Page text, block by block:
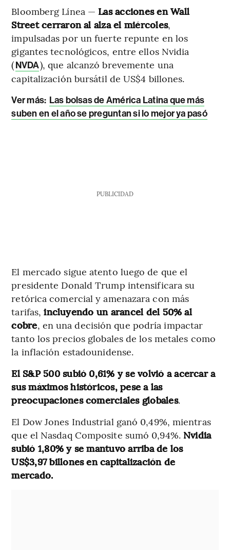
Bloomberg Línea — Las acciones en Wall
Street cerraron al alza el miércoles,
impulsadas por un fuerte repunte en los
gigantes tecnológicos, entre ellos Nvidia
(NVDA), que alcanzó brevemente una
capitalización bursátil de US$4 billones.
Ver más: Las bolsas de América Latina que más
suben en el año se preguntan si lo mejor ya pasó
PUBLICIDAD
El mercado sigue atento luego de que el
presidente Donald Trump intensificara su
retórica comercial y amenazara con más
tarifas,incluyendo un arancel del 50% al
cobre, en una decisión que podría impactar
tanto los precios globales de los metales como
la inflación estadounidense.
El S&P 500 subió 0,61% y se volvió a acercar a
sus máximos históricos, pese a las
preocupaciones comerciales globales.
El Dow Jones Industrial ganó 0,49%, mientras
que el Nasdaq Composite sumó 0,94%. Nvidia
subió 1,80% y se mantuvo arriba de los
US$3,97 billones en capitalización de
mercado.